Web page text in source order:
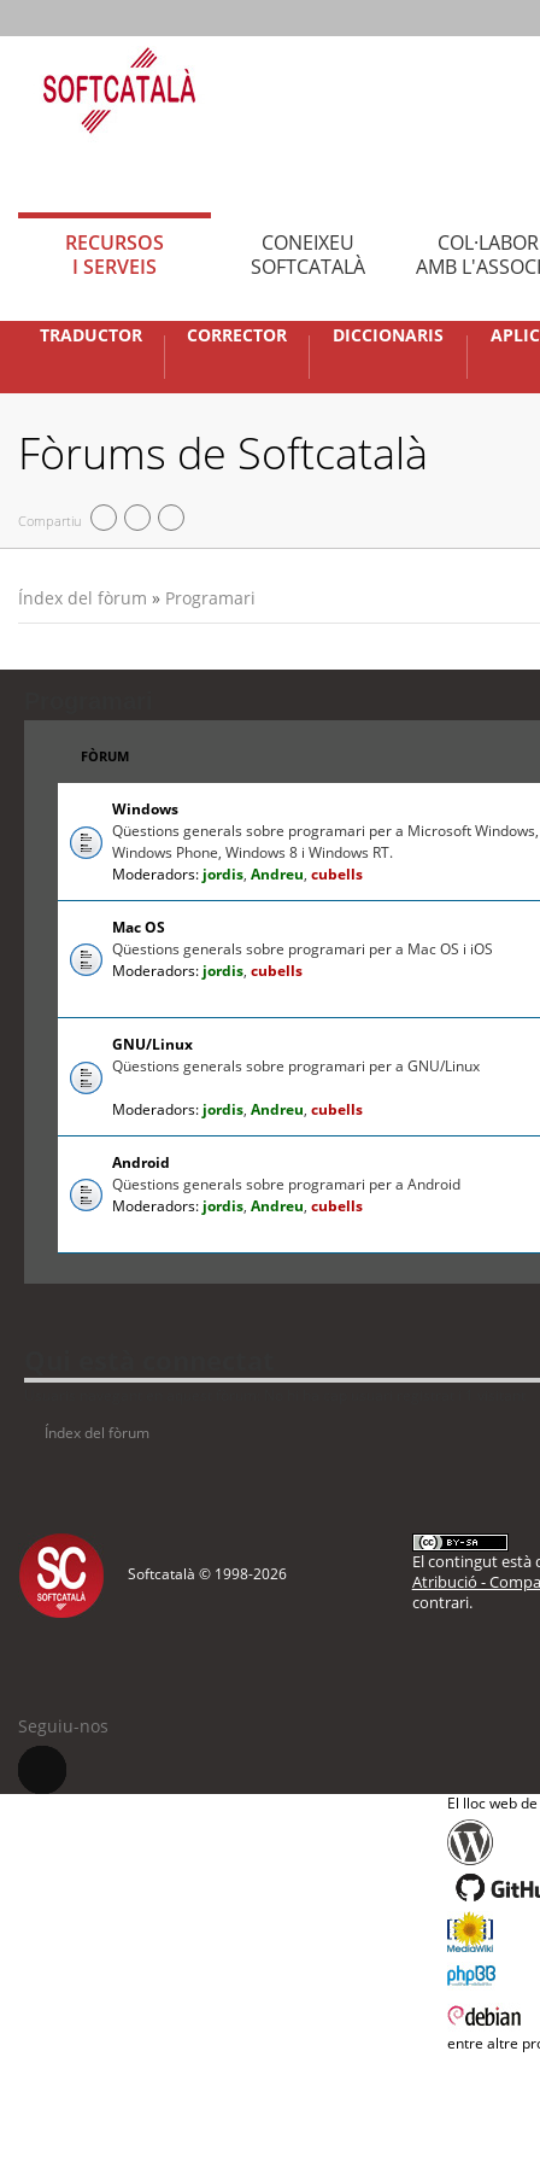
RECURSOS
I SERVEIS
CONEIXEU
SOFTCATALÀ
AMB
TRADUCTOR CORRECTOR DICCIONARIS
Fòrums de Softcatalà
Compartiu
Índex del fòrum » Programari
FÒRUM
Windows
Qüestions generals sobre programari per a Microsoft Windows,
Windows Phone, Windows 8 i Windows RT.
Moderadors: jordis,Andreu,cubells
Mac OS
Qüestions generals sobre programari per a Mac OS i iOS
Moderadors: jordis,cubells
GNU/Linux
Qüestions generals sobre programari per a GNU/Linux
Moderadors: jordis,Andreu,cubells
Android
Qüestions generals sobre programari per a Android
Moderadors: jordis,Andreu,cubells
Índex del fòrum
Softcatalà © 1998-2026
El contingut està
Atribució -
contrari.
Seguiu-nos
El lloc web
entre altre